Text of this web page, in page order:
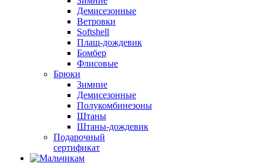
Демисезонные
Ветровки
Softshell
Плащ-дождевик
Бомбер
Флисовые
Брюки
Зимние
Демисезонные
Полукомбинезоны
Штаны
Штаны-дождевик
Подарочный
сертификат